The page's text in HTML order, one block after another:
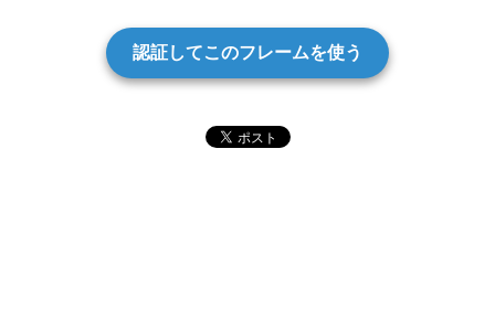
認証してこのフレームを使う